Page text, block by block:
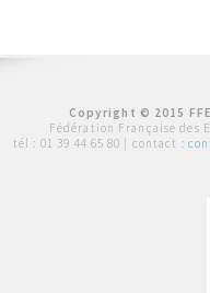
Copyright © 2015
Fédération Française des
tél : 01 39 44 65 80 | contact :